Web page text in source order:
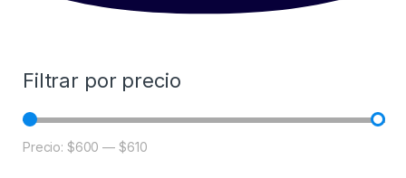
Filtrar por precio
Precio: $600 — $610